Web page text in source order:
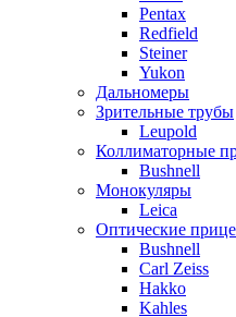
Pentax
Redfield
Steiner
Yukon
Дальномеры
Зрительные трубы
Leupold
Коллиматорные
Bushnell
Монокуляры
Leica
Оптические
Bushnell
Carl Zeiss
Hakko
Kahles